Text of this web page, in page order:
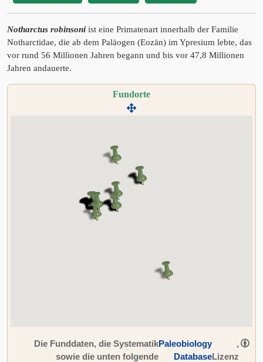
Notharctus robinsoni ist eine Primatenart innerhalb der Familie
Notharctidae, die ab dem Paläogen (Eozän) im Ypresium lebte, das
vor rund 56 Millionen Jahren begann und bis vor 47,8 Millionen
Jahren andauerte.
Fundorte
Die Funddaten, die Systematik
sowie die unten folgende
Paleobiology
Database
,
Lizenz